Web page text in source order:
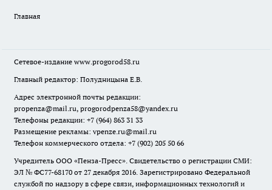
Главная
Сетевое-издание www.progorod58.ru
Главный редактор: Полудницына Е.В.
Адрес электронной почты редакции:
propenza@mail.ru, progorodpenza58@yandex.ru
Телефоны редакции: +7 (964) 863 31 33
Размещение рекламы: vpenze.ru@mail.ru
Телефон коммерческого отдела: +7 (902) 205 50 66
Учредитель ООО «Пенза-Пресс». Свидетельство о регистрации СМИ:
ЭЛ № ФС77-68170 от 27 декабря 2016. Зарегистрировано Федеральной
службой по надзору в сфере связи, информационных технологий и